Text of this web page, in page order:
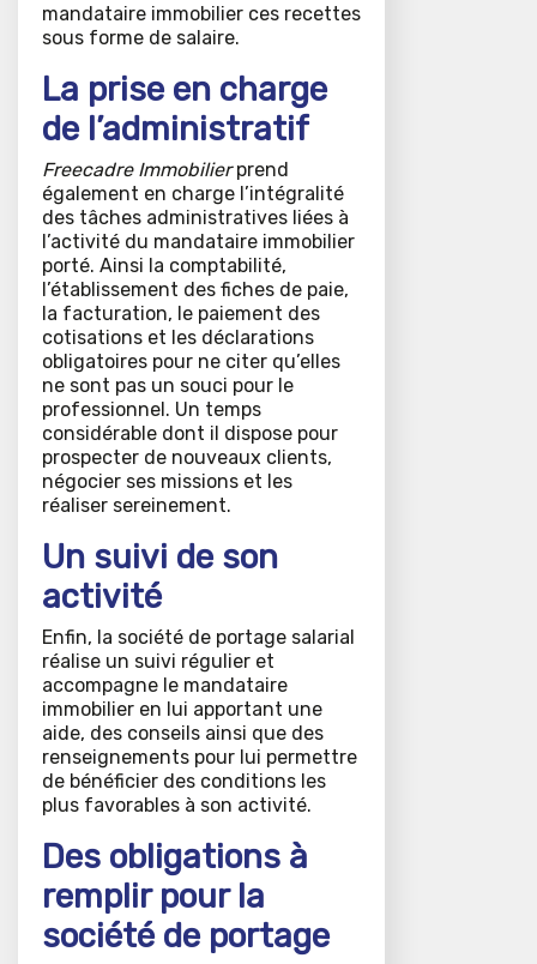
mandataire immobilier ces recettes
sous forme de salaire.
La prise en charge
de l’administratif
Freecadre Immobilierprend
également en charge l’intégralité
des tâches administratives liées à
l’activité du mandataire immobilier
porté. Ainsi la comptabilité,
l’établissement des fiches de paie,
la facturation, le paiement des
cotisations et les déclarations
obligatoires pour ne citer qu’elles
ne sont pas un souci pour le
professionnel. Un temps
considérable dont il dispose pour
prospecter de nouveaux clients,
négocier ses missions et les
réaliser sereinement.
Un suivi de son
activité
Enfin, la société de portage salarial
réalise un suivi régulier et
accompagne le mandataire
immobilier en lui apportant une
aide, des conseils ainsi que des
renseignements pour lui permettre
de bénéficier des conditions les
plus favorables à son activité.
Des obligations à
remplir pour la
société de portage